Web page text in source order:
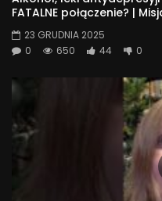
FATALNE połączenie? |
23 GRUDNIA 2025
0
650 44 0